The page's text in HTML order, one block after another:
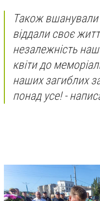
Також вшанували
віддали своє
незалежність
квіти до
наших загиблих
понад усе! -